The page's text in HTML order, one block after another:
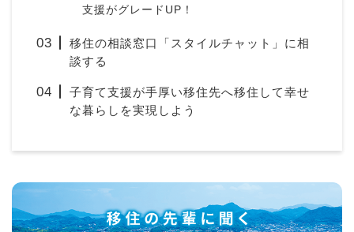
支援がグレードUP！
移住の相談窓口「スタイルチャット」に相
談する
子育て支援が手厚い移住先へ移住して幸せ
な暮らしを実現しよう